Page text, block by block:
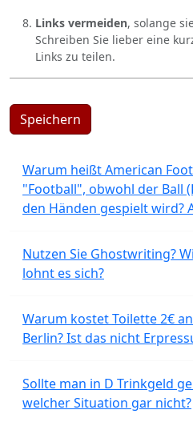
Links vermeiden, solange
Schreiben Sie lieber eine
Links zu teilen.
Speichern
Warum heißt American
"Football", obwohl der Ball
den Händen gespielt wird?
Nutzen Sie Ghostwriting?
lohnt es sich?
Warum kostet Toilette 2€
Berlin? Ist das nicht
Sollte man in D Trinkgeld
welcher Situation gar nicht?